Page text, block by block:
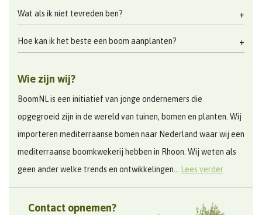
Wat als ik niet tevreden ben?
Hoe kan ik het beste een boom aanplanten?
Wie zijn wij?
BoomNL is een initiatief van jonge ondernemers die
opgegroeid zijn in de wereld van tuinen, bomen en planten. Wij
importeren mediterraanse bomen naar Nederland waar wij een
mediterraanse boomkwekerij hebben in Rhoon. Wij weten als
geen ander welke trends en ontwikkelingen... Lees verder
Contact opnemen?